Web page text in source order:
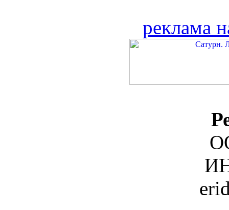
реклама